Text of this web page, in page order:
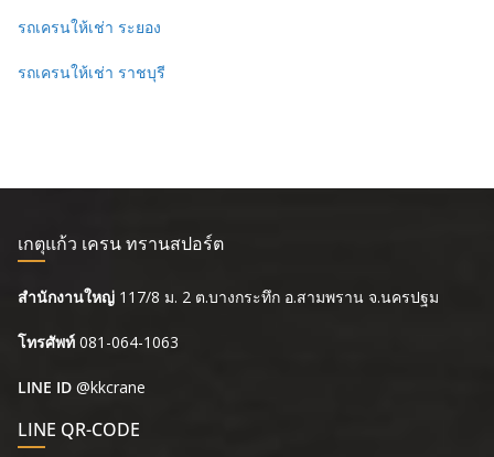
รถเครนให้เช่า ระยอง
รถเครนให้เช่า ราชบุรี
เกตุแก้ว เครน ทรานสปอร์ต
สำนักงานใหญ่ 117/8 ม. 2 ต.บางกระทึก อ.สามพราน จ.นครปฐม
โทรศัพท์ 081-064-1063
LINE ID @kkcrane
LINE QR-CODE